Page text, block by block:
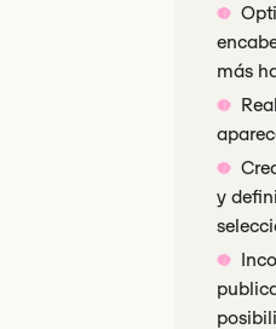
más
y